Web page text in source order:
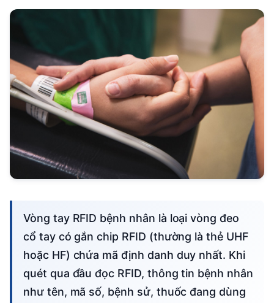
Vòng tay RFID bệnh nhân là loại vòng đeo
cổ tay có gắn chip RFID (thường là thẻ UHF
hoặc HF) chứa mã định danh duy nhất. Khi
quét qua đầu đọc RFID, thông tin bệnh nhân
như tên, mã số, bệnh sử, thuốc đang dùng